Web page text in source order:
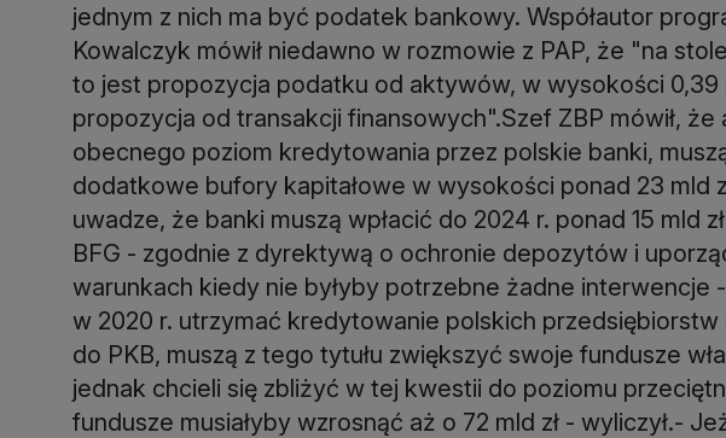
jednym z nich ma być podatek bankowy. Współautor
Kowalczyk mówił niedawno w rozmowie z PAP, że "na
to jest propozycja podatku od aktywów, w wysokości 0,39
propozycja od transakcji finansowych".Szef ZBP mówił,
obecnego poziom kredytowania przez polskie banki,
dodatkowe bufory kapitałowe w wysokości ponad 23 mld
uwadze, że banki muszą wpłacić do 2024 r. ponad 15 mld
BFG - zgodnie z dyrektywą o ochronie depozytów i
warunkach kiedy nie byłyby potrzebne żadne interwencje
w 2020 r. utrzymać kredytowanie polskich przedsiębiorstw
do PKB, muszą z tego tytułu zwiększyć swoje fundusze
jednak chcieli się zbliżyć w tej kwestii do poziomu
fundusze musiałyby wzrosnąć aż o 72 mld zł - wyliczył.-